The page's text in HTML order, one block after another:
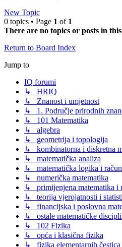
New Topic
0 topics • Page 1 of 1
There are no topics or posts in
Return to Board Index
Jump to
IQ forumi
↳ HRIQ
↳ Znanost i umjetnost
↳ 1. Područje prirodnih
↳ 101 Matematika
↳ algebra
↳ geometrija i topologija
↳ kombinatorna i diskretna
↳ matematička analiza
↳ matematička logika i
↳ numerička matematika
↳ primijenjena matematika i
↳ teorija vjerojatnosti i
↳ financijska i poslovna
↳ ostale matematičke
↳ 102 Fizika
↳ opća i klasična fizika
↳ fizika elementarnih čestica